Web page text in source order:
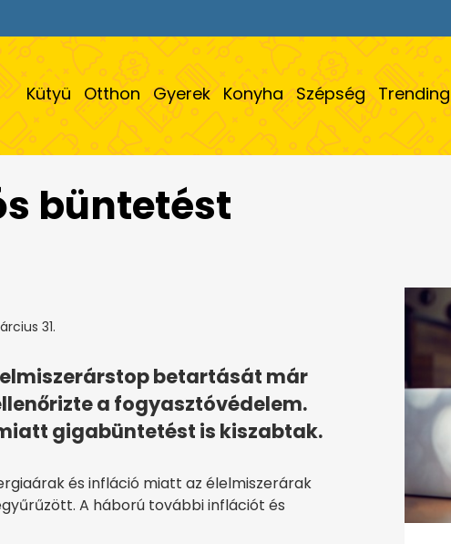
Kütyü Otthon Gyerek Konyha Szépség Trending
büntetést
31.
betartását már
a fogyasztóvédelem.
gigabüntetést is kiszabtak.
és infláció miatt az élelmiszerárak
A háború további inflációt és